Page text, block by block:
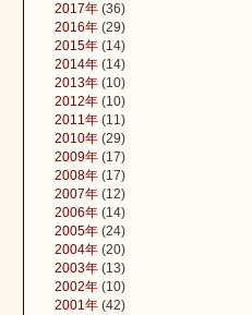
2017年 (36)
2016年 (29)
2015年 (14)
2014年 (14)
2013年 (10)
2012年 (10)
2011年 (11)
2010年 (29)
2009年 (17)
2008年 (17)
2007年 (12)
2006年 (14)
2005年 (24)
2004年 (20)
2003年 (13)
2002年 (10)
2001年 (42)